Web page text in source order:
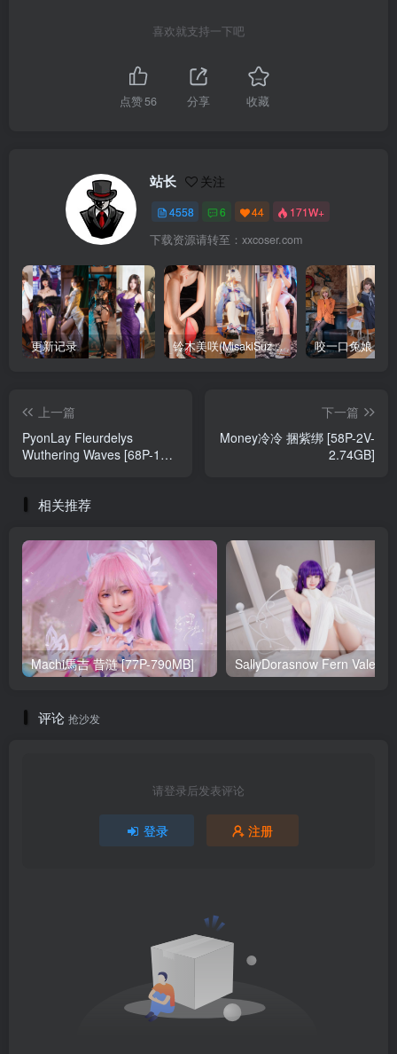
喜欢就支持一下吧
点赞56 分享 收藏
站长 关注
4558 6 44 171W+
下载资源请转至：xxcoser.com
更新记录 铃木美咲(MisakiSuzuki) 合集下载 咬一口兔娘 合
上一篇
PyonLay Fleurdelys
Wuthering Waves [68P-1V-
下一篇
Money冷冷 捆紫绑 [58P-2V-
2.74GB]
相关推荐
Machi馬吉 昔涟 [77P-790MB]
评论 抢沙发
请登录后发表评论
登录 注册